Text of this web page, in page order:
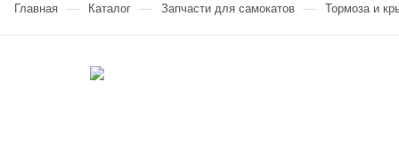
Главная — Каталог — Запчасти для самокатов — Тормоза и